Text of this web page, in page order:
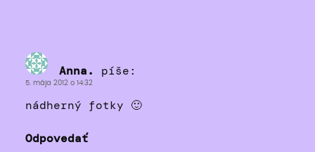
Anna. píše:
5. mája 2012 o 14:32
nádherný fotky 🙂
Odpovedať